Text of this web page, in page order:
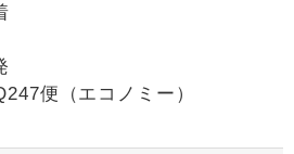
便（エコノミー）